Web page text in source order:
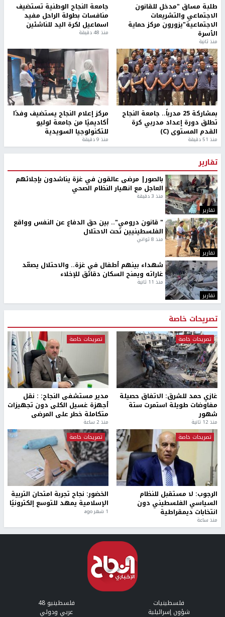
طلبة مساق "مدخل للقانون
الاجتماعي والتشريعات
الاجتماعية"يزورون مركز حماية
الأسرة
منذ ثانية
جامعة النجاح الوطنية تستضيف
منافسات بطولة الراحل مفيد
اسماعيل لكرة اليد للناشئين
منذ 48 دقيقة
بمشاركة 25 مدرباً.. جامعة النجاح
تطلق دورة إعداد مدربي كرة
القدم المستوى (C)
منذ 51 دقيقة
مركز إعلام النجاح يستضيف وفدًا
أكاديميًا من جامعة لوليو
للتكنولوجيا السويدية
منذ 9 دقيقة
تقارير
تقارير
بالصور| مرضى عالقون في غزة يناشدون بإجلائهم
العاجل مع انهيار النظام الصحي
منذ 3 دقيقة
تقارير
" قانون درومي".. بين حق الدفاع عن النفس وواقع
الفلسطينيين تحت الاحتلال
منذ 8 ثواني
تقارير
شهداء بينهم أطفال في غزة.. والاحتلال يصعّد
غاراته ويمنح السكان دقائق للإخلاء
منذ 11 ثانية
تصريحات خاصة
تصريحات خاصة
غازي حمد للشرق: الاتفاق حصيلة
مفاوضات طويلة استمرت ستة
شهور
منذ 12 ثانية
تصريحات خاصة
مدير مستشفى النجاح: : نقل
أجهزة غسيل الكلى دون تجهيزات
متكاملة خطر على المرضى
منذ 2 ساعة
تصريحات خاصة
الرجوب: لا مستقبل للنظام
السياسي الفلسطيني دون
انتخابات ديمقراطية
منذ ساعة
تصريحات خاصة
الخضور: نجاح تجربة امتحان التربية
الإسلامية يمهد للتوسع إلكترونيًا
1 شهر ago
فلسطينيات فلسطينيو 48
شؤون إسرائيلية عربي ودولي